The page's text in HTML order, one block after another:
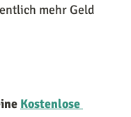
mehr Geld
Kostenlose